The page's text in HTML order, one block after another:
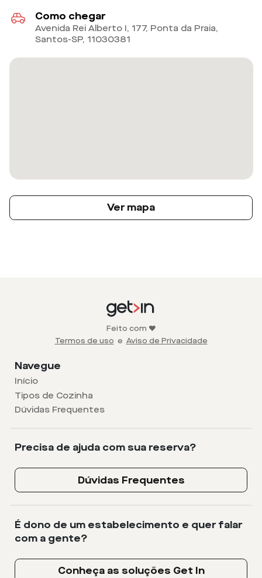
Como chegar
Avenida Rei Alberto I, 177, Ponta da Praia,
Santos-SP, 11030381
Ver mapa
Feito com ❤️
Termos de uso e Aviso de Privacidade
Navegue
Início
Tipos de Cozinha
Dúvidas Frequentes
Precisa de ajuda com sua reserva?
Dúvidas Frequentes
É dono de um estabelecimento e quer falar
com a gente?
Conheça as soluções Get In